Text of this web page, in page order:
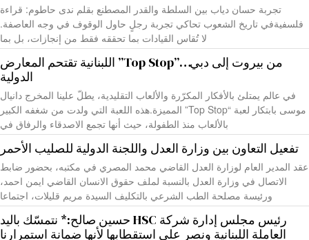
تجربة حسان دياب بين السلطة والقدر المصطنع بقلم ندى حاطوم: قراءة
فلسفيةفي تاريخ الشعوب تحاكي تجربة رجلٍ حاول الوقوف في وجه العاصفة.
لا تُقاس القيادات بما تحققه فقط من إنجازات، بل بما
من بيروت إلى دبي…”Top Stop” اللبنانية تقتحم المعارض
الدولية
في عالم يمتلئ بالأفكار المكرّرة والألعاب التقليدية، يطلّ علينا المخرج دانيال
موسى بابتكار لعبة “Top Stop” المميزة.هذه اللعبة التي ولدت من شغفه الكبير
بالألعاب منذ الطفولة، حيث أنها تجمع الاصدقاء والرفاق في
تفعيل التعاون بين وزارة العدل واللجنة الدولية للصليب الأحمر
عقد المدير العام لوزارة العدل القاضي محمد المصري في مكتبه، بحضور ضابط
الاتصال في وزارة العدل بالنسبة لملف حقوق الانسان القاضي ايمن احمد،
ورئيسة مصلحة الطب الشرعي بالتكليف السيدة مريم قليلات، اجتماعا
رئيس مجلس إدارة شركة HSC حسين صالح:* نتمسّك باليد
العاملة اللبنانية ونصر على استقطابها لأنها ضمانة استمرارنا